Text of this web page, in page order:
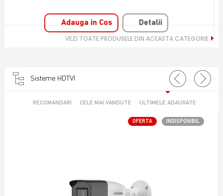
Adauga in Cos Detalii
VEZI TOATE PRODUSELE DIN ACEASTA CATEGORIE
Sisteme HDTVI
RECOMANDARI CELE MAI VANDUTE ULTIMELE ADAUGATE
INDISPONIBIL
OFERTA